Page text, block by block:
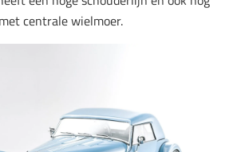
centrale wielmoer.